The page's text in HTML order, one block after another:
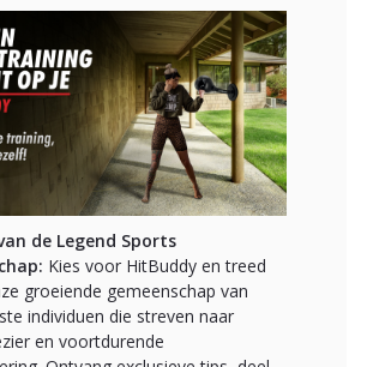
de Legend Sports
Kies voor HitBuddy en treed
groeiende gemeenschap van
individuen die streven naar
en voortdurende